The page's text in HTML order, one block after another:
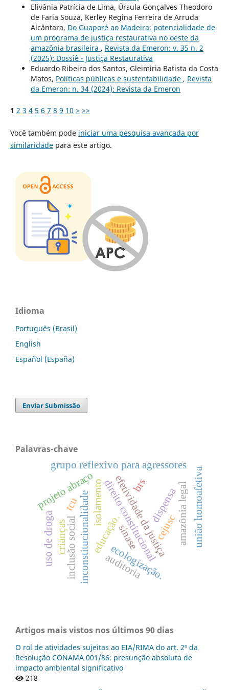
Elivânia Patrícia de Lima, Úrsula Gonçalves Theodoro
de Faria Souza, Kerley Regina Ferreira de Arruda
Alcântara, Do Guaporé ao Madeira: potencialidade de
um programa de justiça restaurativa no oeste da
amazônia brasileira , Revista da Emeron: v. 35 n. 2
(2025): Dossiê - Justiça Restaurativa
Eduardo Ribeiro dos Santos, Gleimiria Batista da Costa
Matos, Políticas públicas e sustentabilidade , Revista
da Emeron: n. 34 (2024): Revista da Emeron
1 2 3 4 5 6 7 8 9 10 > >>
Você também pode iniciar uma pesquisa avançada por
similaridadepara este artigo.
Idioma
Português (Brasil)
English
Español (España)
Enviar Submissão
Palavras-chave
direito constitucional
isolamento
inclusão social educação.
projeto abraço
grupo reflexivo para agressores
efetividade da justiça
cejusc
crianças sinase amazônia legal
ecologização.
inconstitucionalidade
bts
dispensa
uso de droga união homoafetiva
auditoria
tcu
Artigos mais vistos nos últimos 90 dias
O rol de atividades sujeitas ao EIA/RIMA do art. 2º da
Resolução CONAMA 001/86: presunção absoluta de
impacto ambiental significativo
218